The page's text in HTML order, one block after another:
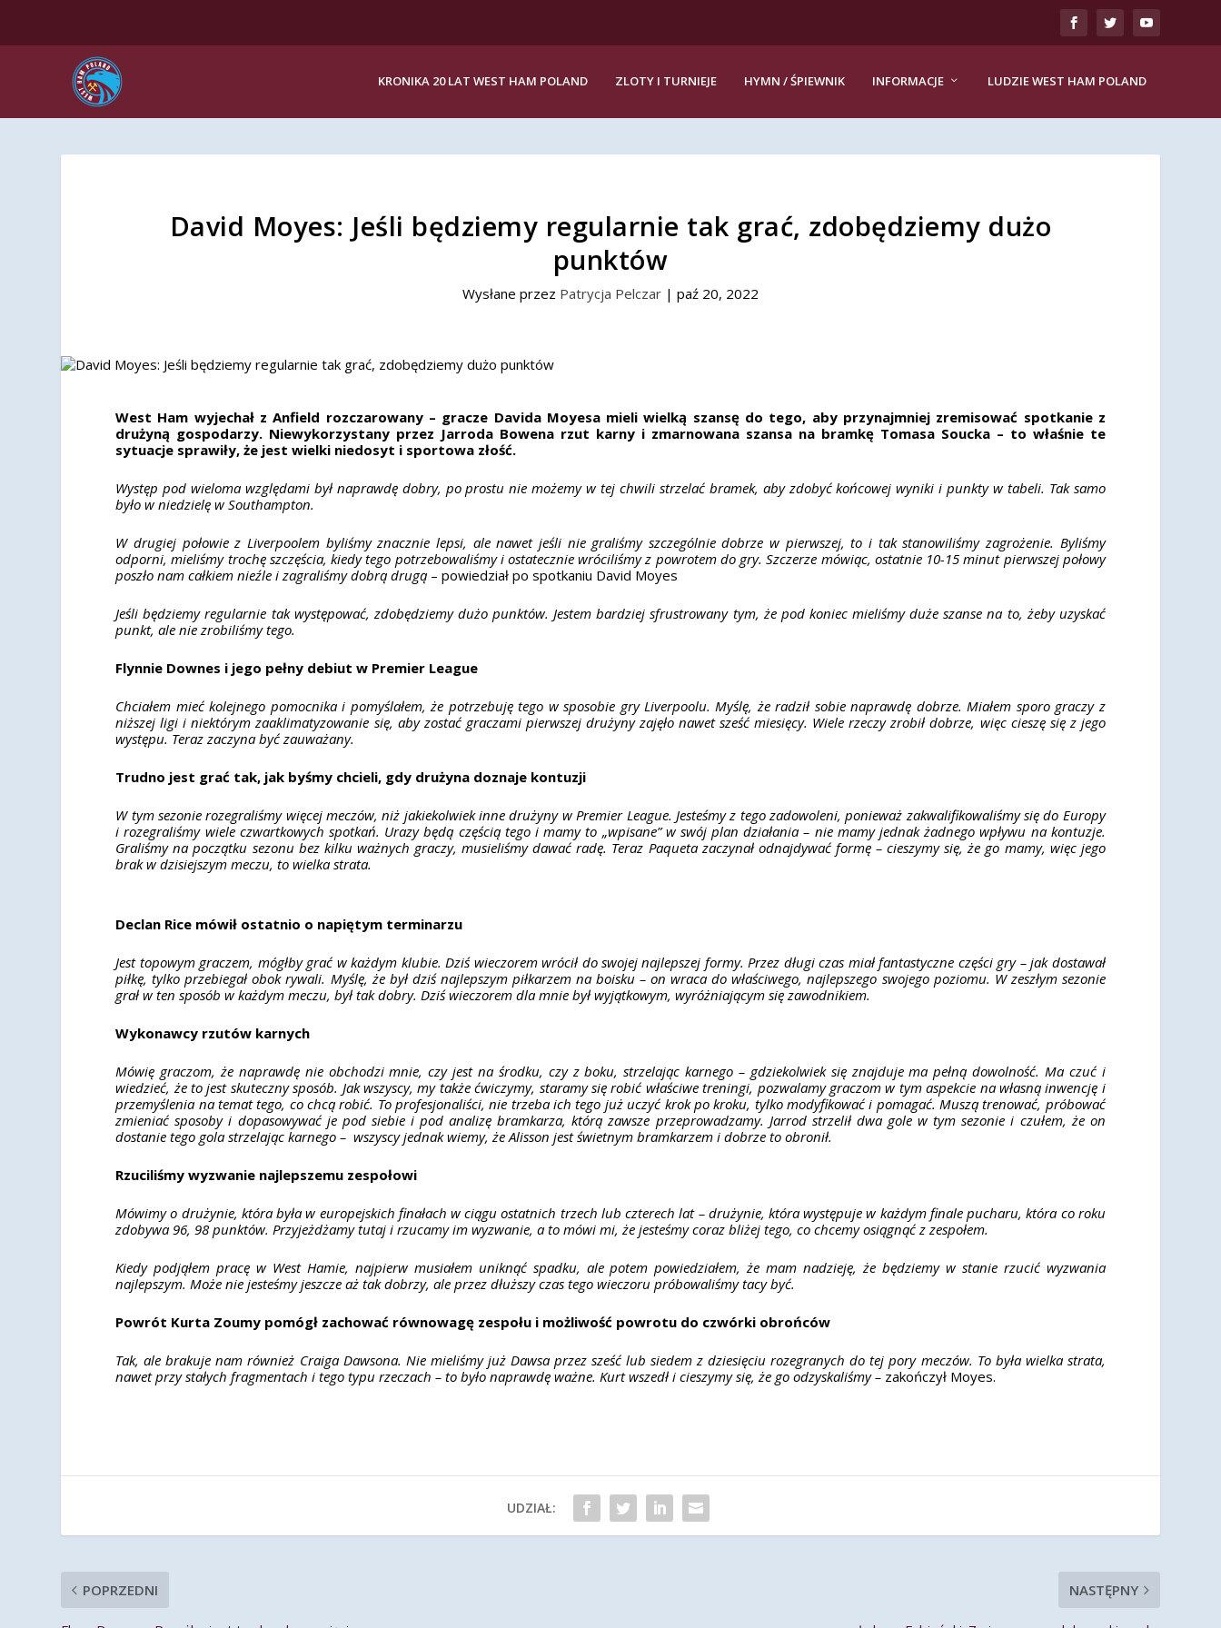
KRONIKA 20 LAT WEST HAM POLAND ZLOTY I TURNIEJE HYMN / ŚPIEWNIK INFORMACJE LUDZIE WEST HAM POLAND
David Moyes: Jeśli będziemy regularnie tak grać, zdobędziemy dużo
punktów
Wysłane przez Patrycja Pelczar | paź 20, 2022
West Ham wyjechał z Anfield rozczarowany – gracze Davida Moyesa mieli wielką szansę do tego, aby przynajmniej zremisować spotkanie z
drużyną gospodarzy. Niewykorzystany przez Jarroda Bowena rzut karny i zmarnowana szansa na bramkę Tomasa Soucka – to właśnie te
sytuacje sprawiły, że jest wielki niedosyt i sportowa złość.
Występ pod wieloma względami był naprawdę dobry, po prostu nie możemy w tej chwili strzelać bramek, aby zdobyć końcowej wyniki i punkty w tabeli. Tak samo
było w niedzielę w Southampton.
W drugiej połowie z Liverpoolem byliśmy znacznie lepsi, ale nawet jeśli nie graliśmy szczególnie dobrze w pierwszej, to i tak stanowiliśmy zagrożenie. Byliśmy
odporni, mieliśmy trochę szczęścia, kiedy tego potrzebowaliśmy i ostatecznie wróciliśmy z powrotem do gry. Szczerze mówiąc, ostatnie 10-15 minut pierwszej połowy
poszło nam całkiem nieźle i zagraliśmy dobrą drugą – powiedział po spotkaniu David Moyes
Jeśli będziemy regularnie tak występować, zdobędziemy dużo punktów. Jestem bardziej sfrustrowany tym, że pod koniec mieliśmy duże szanse na to, żeby uzyskać
punkt, ale nie zrobiliśmy tego.
Flynnie Downes i jego pełny debiut w Premier League
Chciałem mieć kolejnego pomocnika i pomyślałem, że potrzebuję tego w sposobie gry Liverpoolu. Myślę, że radził sobie naprawdę dobrze. Miałem sporo graczy z
niższej ligi i niektórym zaaklimatyzowanie się, aby zostać graczami pierwszej drużyny zajęło nawet sześć miesięcy. Wiele rzeczy zrobił dobrze, więc cieszę się z jego
występu. Teraz zaczyna być zauważany.
Trudno jest grać tak, jak byśmy chcieli, gdy drużyna doznaje kontuzji
W tym sezonie rozegraliśmy więcej meczów, niż jakiekolwiek inne drużyny w Premier League. Jesteśmy z tego zadowoleni, ponieważ zakwalifikowaliśmy się do Europy
i rozegraliśmy wiele czwartkowych spotkań. Urazy będą częścią tego i mamy to „wpisane” w swój plan działania – nie mamy jednak żadnego wpływu na kontuzje.
Graliśmy na początku sezonu bez kilku ważnych graczy, musieliśmy dawać radę. Teraz Paqueta zaczynał odnajdywać formę – cieszymy się, że go mamy, więc jego
brak w dzisiejszym meczu, to wielka strata.
Declan Rice mówił ostatnio o napiętym terminarzu
Jest topowym graczem, mógłby grać w każdym klubie. Dziś wieczorem wrócił do swojej najlepszej formy. Przez długi czas miał fantastyczne części gry – jak dostawał
piłkę, tylko przebiegał obok rywali. Myślę, że był dziś najlepszym piłkarzem na boisku – on wraca do właściwego, najlepszego swojego poziomu. W zeszłym sezonie
grał w ten sposób w każdym meczu, był tak dobry. Dziś wieczorem dla mnie był wyjątkowym, wyróżniającym się zawodnikiem.
Wykonawcy rzutów karnych
Mówię graczom, że naprawdę nie obchodzi mnie, czy jest na środku, czy z boku, strzelając karnego – gdziekolwiek się znajduje ma pełną dowolność. Ma czuć i
wiedzieć, że to jest skuteczny sposób. Jak wszyscy, my także ćwiczymy, staramy się robić właściwe treningi, pozwalamy graczom w tym aspekcie na własną inwencję i
przemyślenia na temat tego, co chcą robić. To profesjonaliści, nie trzeba ich tego już uczyć krok po kroku, tylko modyfikować i pomagać. Muszą trenować, próbować
zmieniać sposoby i dopasowywać je pod siebie i pod analizę bramkarza, którą zawsze przeprowadzamy. Jarrod strzelił dwa gole w tym sezonie i czułem, że on
dostanie tego gola strzelając karnego – wszyscy jednak wiemy, że Alisson jest świetnym bramkarzem i dobrze to obronił.
Rzuciliśmy wyzwanie najlepszemu zespołowi
Mówimy o drużynie, która była w europejskich finałach w ciągu ostatnich trzech lub czterech lat – drużynie, która występuje w każdym finale pucharu, która co roku
zdobywa 96, 98 punktów. Przyjeżdżamy tutaj i rzucamy im wyzwanie, a to mówi mi, że jesteśmy coraz bliżej tego, co chcemy osiągnąć z zespołem.
Kiedy podjąłem pracę w West Hamie, najpierw musiałem uniknąć spadku, ale potem powiedziałem, że mam nadzieję, że będziemy w stanie rzucić wyzwania
najlepszym. Może nie jesteśmy jeszcze aż tak dobrzy, ale przez dłuższy czas tego wieczoru próbowaliśmy tacy być.
Powrót Kurta Zoumy pomógł zachować równowagę zespołu i możliwość powrotu do czwórki obrońców
Tak, ale brakuje nam również Craiga Dawsona. Nie mieliśmy już Dawsa przez sześć lub siedem z dziesięciu rozegranych do tej pory meczów. To była wielka strata,
nawet przy stałych fragmentach i tego typu rzeczach – to było naprawdę ważne. Kurt wszedł i cieszymy się, że go odzyskaliśmy – zakończył Moyes.
UDZIAŁ:
POPRZEDNI NASTĘPNY